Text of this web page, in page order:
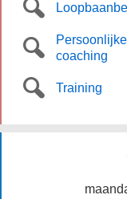
Persoonlijke
coaching
Training